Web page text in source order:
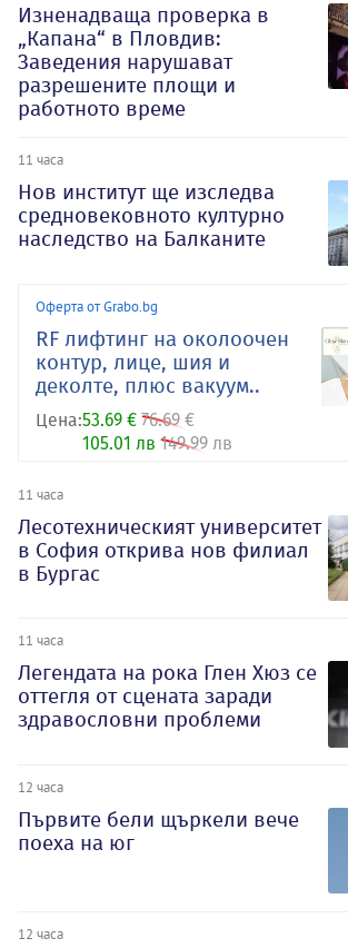
Изненадваща проверка в
„Капана“ в Пловдив:
Заведения нарушават
разрешените площи и
работното време
11 часа
Нов институт ще изследва
средновековното културно
наследство на Балканите
Оферта от Grabo.bg
RF лифтинг на околоочен
контур, лице, шия и
деколте, плюс вакуум..
Цена:53.69 € 76.69 €
105.01 лв 149.99 лв
11 часа
Лесотехническият университет
в София открива нов филиал
в Бургас
11 часа
Легендата на рока Глен Хюз се
оттегля от сцената заради
здравословни проблеми
12 часа
Първите бели щъркели вече
поеха на юг
12 часа